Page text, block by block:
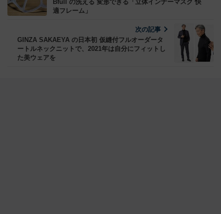
Bfull の洗える 変形できる「立体インナーマスク 快
適フレーム」
次の記事
GINZA SAKAEYA の日本初 仮縫付フルオーダータ
ートルネックニットで、2021年は自分にフィットし
た美ウェアを